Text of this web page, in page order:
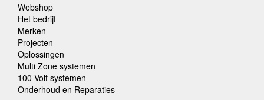
Webshop
Het bedrijf
Merken
Projecten
Oplossingen
Multi Zone systemen
100 Volt systemen
Onderhoud en Reparaties